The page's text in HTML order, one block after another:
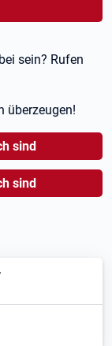
sein? Rufen
überzeugen!
sind
sind